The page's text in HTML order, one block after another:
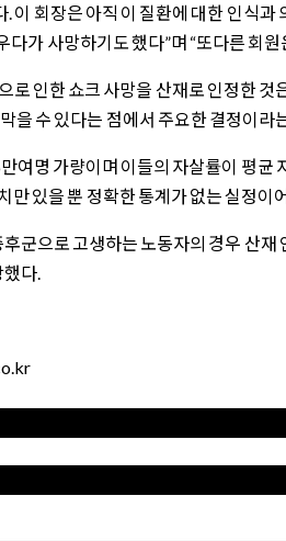
이 회장은 아직 이 질환에 대한 인식
다가 사망하기도 했다”며 “또다른 회
로 인한 쇼크 사망을 산재로 인정한
을 수 있다는 점에서 주요한 결정이라
여명 가량이며 이들의 자살률이 평균
있을 뿐 정확한 통계가 없는 실정
군으로 고생하는 노동자의 경우 산
다.